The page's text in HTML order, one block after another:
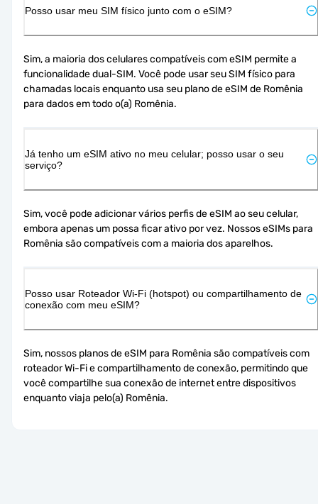
Posso usar meu SIM físico junto com o eSIM?
Sim, a maioria dos celulares compatíveis com eSIM permite a
funcionalidade dual-SIM. Você pode usar seu SIM físico para
chamadas locais enquanto usa seu plano de eSIM de Romênia
para dados em todo o(a) Romênia.
Já tenho um eSIM ativo no meu celular; posso usar o seu
serviço?
Sim, você pode adicionar vários perfis de eSIM ao seu celular,
embora apenas um possa ficar ativo por vez. Nossos eSIMs para
Romênia são compatíveis com a maioria dos aparelhos.
Posso usar Roteador Wi-Fi (hotspot) ou compartilhamento de
conexão com meu eSIM?
Sim, nossos planos de eSIM para Romênia são compatíveis com
roteador Wi-Fi e compartilhamento de conexão, permitindo que
você compartilhe sua conexão de internet entre dispositivos
enquanto viaja pelo(a) Romênia.